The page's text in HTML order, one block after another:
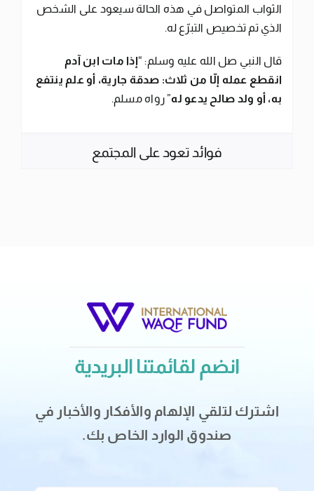
الثواب المتواصل في هذه الحالة سيعود على الشخص
الذي تم تخصيص التبرّع له.
قال النبي صل الله عليه وسلم: “إذا مات ابن آدم
انقطع عمله إلّا من ثلاث: صدقة جارية، أو علم ينتفع
به، أو ولد صالح يدعو له” رواه مسلم.
فوائد تعود على المجتمع
انضم لقائمتنا البريدية
اشترك لتلقي الإلهام والأفكار والأخبار في
صندوق الوارد الخاص بك.